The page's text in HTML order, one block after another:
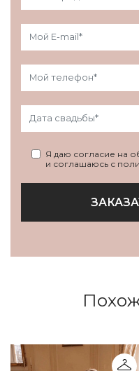
Я даю согласие на
и соглашаюсь с